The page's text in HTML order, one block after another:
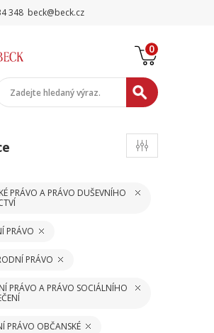
348 beck@beck.cz
0
PRÁVO A PRÁVO DUŠEVNÍHO
PRÁVO
PRÁVO
PRÁVO A PRÁVO SOCIÁLNÍHO
PRÁVO OBČANSKÉ